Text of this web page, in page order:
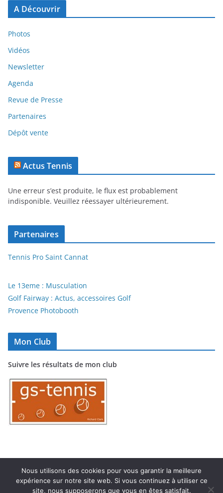
A Découvrir
Photos
Vidéos
Newsletter
Agenda
Revue de Presse
Partenaires
Dépôt vente
Actus Tennis
Une erreur s’est produite, le flux est probablement
indisponible. Veuillez réessayer ultérieurement.
Partenaires
Tennis Pro Saint Cannat
Le 13eme : Musculation
Golf Fairway : Actus, accessoires Golf
Provence Photobooth
Mon Club
Suivre les résultats de mon club
Copyright © 2026TC MARIGNANE. Tous droits réservés.
Nous utilisons des cookies pour vous garantir la meilleure
expérience sur notre site web. Si vous continuez à utiliser ce
site, nous supposerons que vous en êtes satisfait.